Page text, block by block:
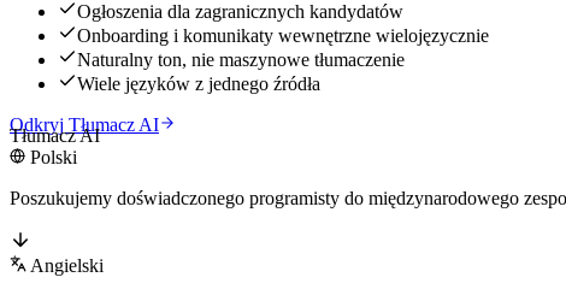
Ogłoszenia dla zagranicznych kandydatów
Onboarding i komunikaty wewnętrzne wielojęzycznie
Naturalny ton, nie maszynowe tłumaczenie
Wiele języków z jednego źródła
Odkryj Tłumacz AI
Tłumacz AI
Polski
Poszukujemy doświadczonego programisty do międzynarodowego
Angielski